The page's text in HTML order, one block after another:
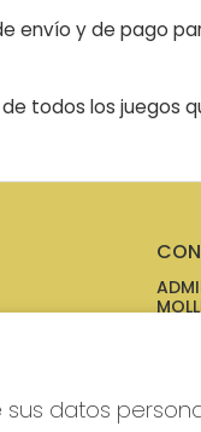
envío y de pago
todos los juegos
datos